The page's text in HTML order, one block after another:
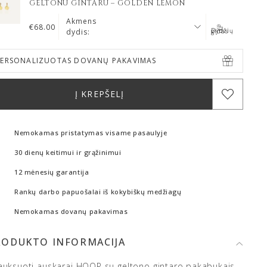
GELTONU GINTARU – GOLDEN LEMON
€68.00
Akmens
dydis:
Dydžių gidas
DOVANŲ PAKAVIMAS
Į KREPŠELĮ
Nemokamas pristatymas visame pasaulyje
30 dienų keitimui ir grąžinimui
12 mėnesių garantija
Rankų darbo papuošalai iš kokybiškų medžiagų
Nemokamas dovanų pakavimas
INFORMACIJA